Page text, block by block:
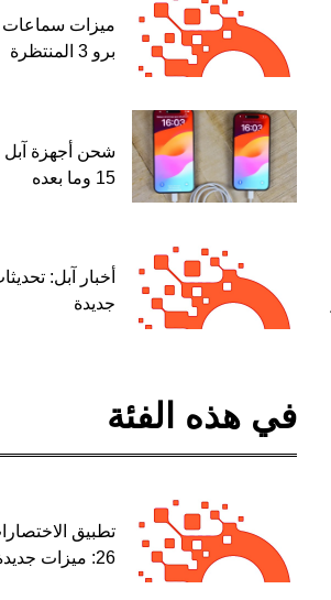
برو 3 المنتظرة
شحن أجهزة
15 وما بعده
أخبار آبل:
جديدة
في هذه الفئة
26: ميزات جديدة مذهلة